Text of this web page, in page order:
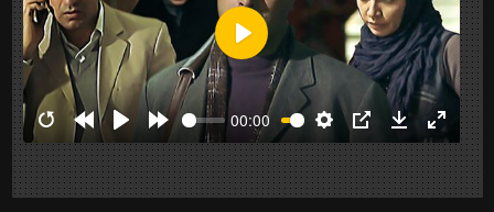
RestartRewind
10s
Play Forward
10s
00:00
Settings
PIP Download
Enter
Play